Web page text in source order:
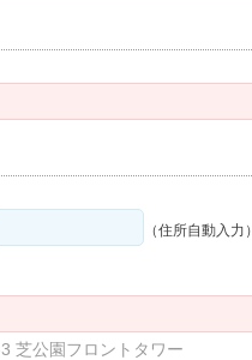
（住所自動入力
芝公園フロントタワー